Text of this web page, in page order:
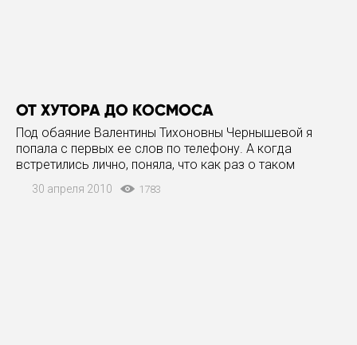
ОТ ХУТОРА ДО КОСМОСА
Под обаяние Валентины Тихоновны Чернышевой я
попала с первых ее слов по телефону. А когда
встретились лично, поняла, что как раз о таком
человеке и нужно рассказать накануне Дня
космонавтики. Однако беседа наша была о другом —
30 апреля 2010 1783